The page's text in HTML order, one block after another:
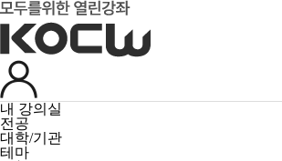
내 강의실
전공
대학/기관
테마